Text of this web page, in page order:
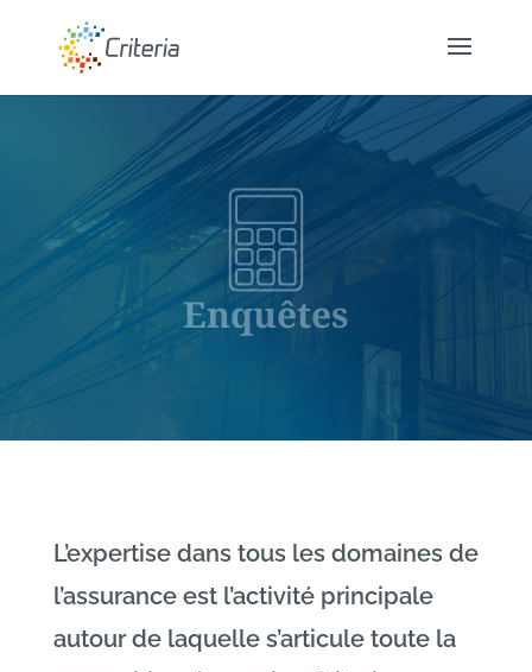
Enquêtes
L’expertise dans tous les domaines de
l’assurance est l’activité principale
autour de laquelle s’articule toute la